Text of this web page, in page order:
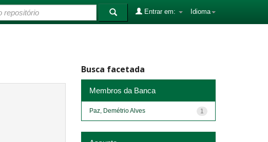
Idioma
Entrar em:
Busca facetada
Membros da Banca
1
Paz, Demétrio Alves